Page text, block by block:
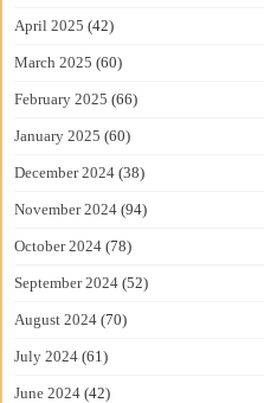
April 2025 (42)
March 2025 (60)
February 2025 (66)
January 2025 (60)
December 2024 (38)
November 2024 (94)
October 2024 (78)
September 2024 (52)
August 2024 (70)
July 2024 (61)
June 2024 (42)